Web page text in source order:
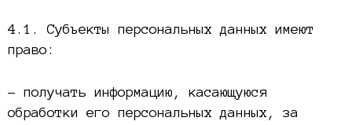
4.1. Субъекты персональных данных имеют
право:
– получать информацию, касающуюся
обработки его персональных данных, за